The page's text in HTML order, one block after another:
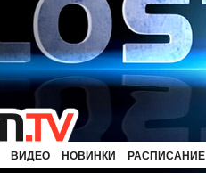
ВИДЕО НОВИНКИ РАСПИСАНИЕ